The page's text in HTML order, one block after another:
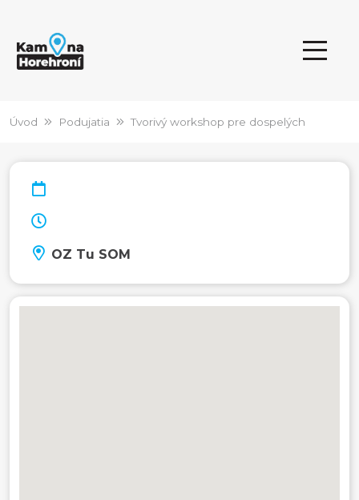
Úvod Podujatia Tvorivý workshop pre dospelých
OZ Tu SOM